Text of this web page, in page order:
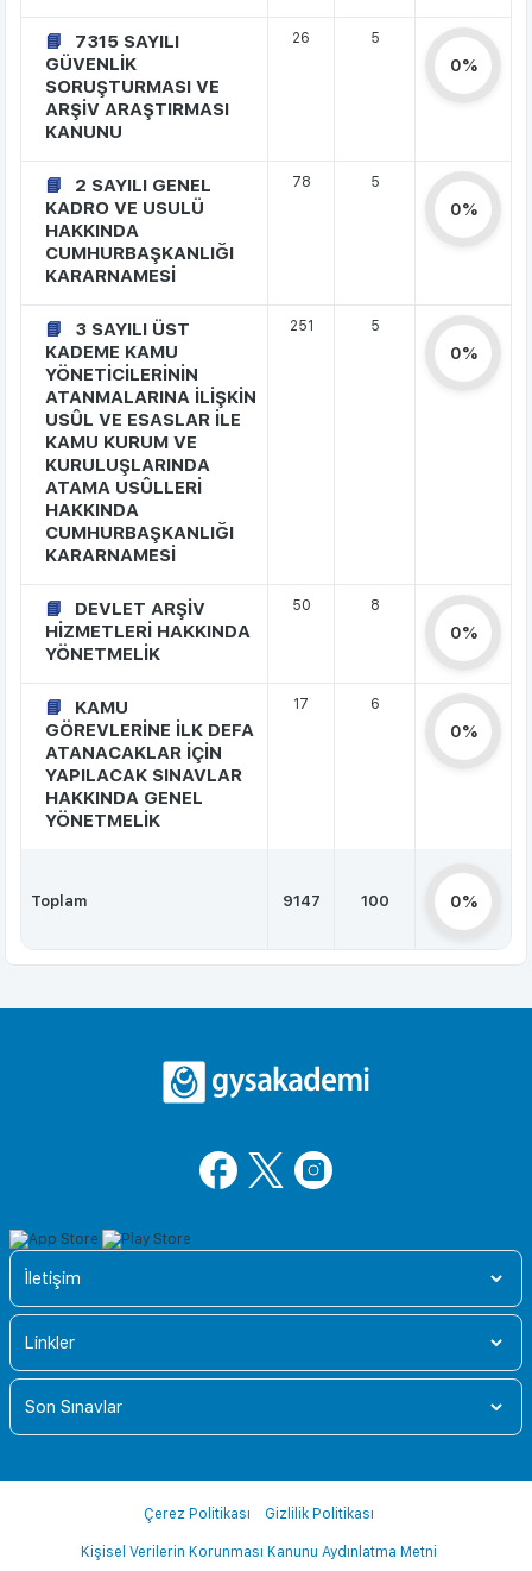
7315 SAYILI
GÜVENLİK
SORUŞTURMASI VE
ARŞİV ARAŞTIRMASI
KANUNU
26 5
0%
2 SAYILI GENEL
KADRO VE USULÜ
HAKKINDA
CUMHURBAŞKANLIĞI
KARARNAMESİ
78 5
0%
3 SAYILI ÜST
KADEME KAMU
YÖNETİCİLERİNİN
ATANMALARINA İLİŞKİN
USÛL VE ESASLAR İLE
KAMU KURUM VE
KURULUŞLARINDA
ATAMA USÛLLERİ
HAKKINDA
CUMHURBAŞKANLIĞI
KARARNAMESİ
251 5
0%
DEVLET ARŞİV
HİZMETLERİ HAKKINDA
YÖNETMELİK
50 8
0%
KAMU
GÖREVLERİNE İLK DEFA
ATANACAKLAR İÇİN
YAPILACAK SINAVLAR
HAKKINDA GENEL
YÖNETMELİK
17 6
0%
Toplam 9147 100 0%
İletişim
Linkler
Son Sınavlar
Çerez Politikası Gizlilik Politikası
Kişisel Verilerin Korunması Kanunu Aydınlatma Metni